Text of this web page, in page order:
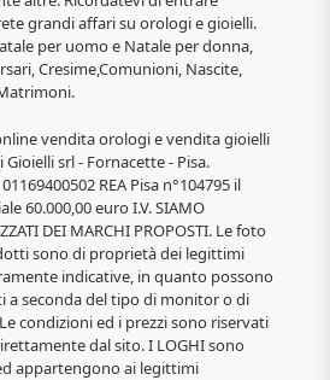
grandi affari su orologi e gioielli.
per uomo e Natale per donna,
Cresime,Comunioni, Nascite,
vendita orologi e vendita gioielli
srl - Fornacette - Pisa.
REA Pisa n°104795 il
60.000,00 euro I.V. SIAMO
DEI MARCHI PROPOSTI. Le foto
sono di proprietà dei legittimi
indicative, in quanto possono
a seconda del tipo di monitor o di
condizioni ed i prezzi sono riservati
dal sito. I LOGHI sono
appartengono ai legittimi